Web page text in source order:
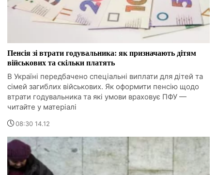
Пенсія зі втрати годувальника: як призначають дітям
військових та скільки платять
В Україні передбачено спеціальні виплати для дітей та
сімей загиблих військових. Як оформити пенсію щодо
втрати годувальника та які умови враховує ПФУ —
читайте у матеріалі
08:30 14.12